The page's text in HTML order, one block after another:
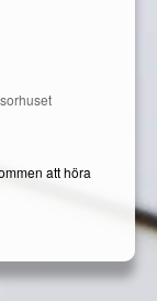
att höra